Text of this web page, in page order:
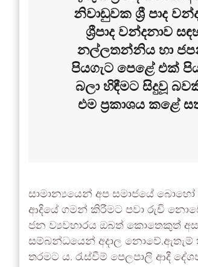
නිවාඩුවක ශ්‍රී පාද
ශ්‍රීපාද වන්දනාව
නල්ලතන්නිය හා
පියගැට පෙළේ එක්
බලා හිඳීමට සිදුවූ
එම ප්‍රකාශය කළේ
සාමාන්‍යයෙන් අප සමාජයේ
ආදියේ ගමන් කිරීමට පවා රුචි
ජන ව්‍යවහාරය ඔබත් කොතෙකුත්
සම්බන්ධයෙන් අදාල
තරමට ය. රැස්වීම් පෙලපාලි ආදී